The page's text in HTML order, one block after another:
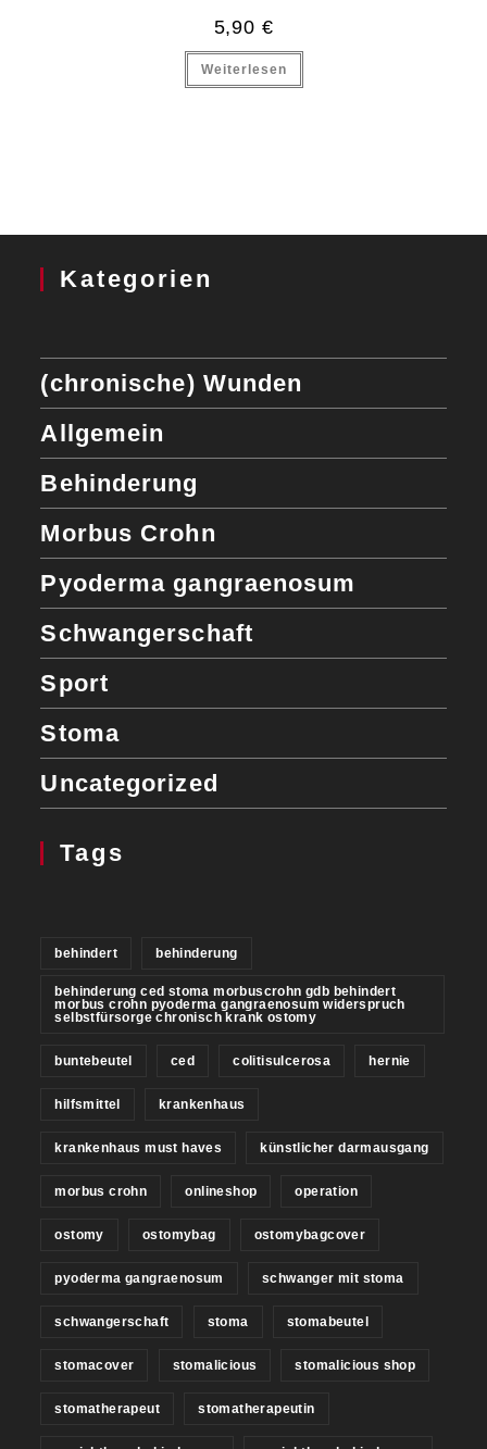
5,90 €
Weiterlesen
Kategorien
(chronische) Wunden
Allgemein
Behinderung
Morbus Crohn
Pyoderma gangraenosum
Schwangerschaft
Sport
Stoma
Uncategorized
Tags
behindert behinderung
behinderung ced stoma morbuscrohn gdb behindert
morbus crohn pyoderma gangraenosum widerspruch
selbstfürsorge chronisch krank ostomy
buntebeutel ced colitisulcerosa hernie
hilfsmittel krankenhaus
krankenhaus must haves künstlicher darmausgang
morbus crohn onlineshop operation
ostomy ostomybag ostomybagcover
pyoderma gangraenosum schwanger mit stoma
schwangerschaft stoma stomabeutel
stomacover stomalicious stomalicious shop
stomatherapeut stomatherapeutin